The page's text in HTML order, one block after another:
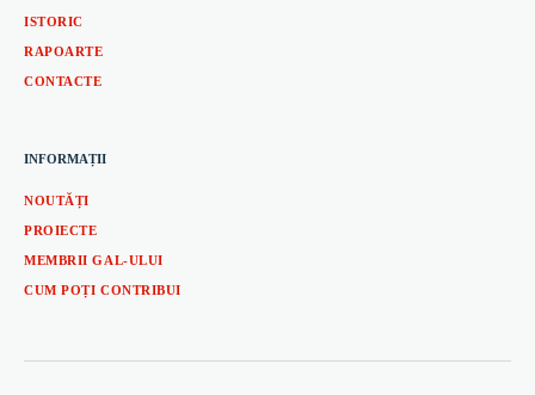
ISTORIC
RAPOARTE
CONTACTE
INFORMAȚII
NOUTĂȚI
PROIECTE
MEMBRII GAL-ULUI
CUM POȚI CONTRIBUI